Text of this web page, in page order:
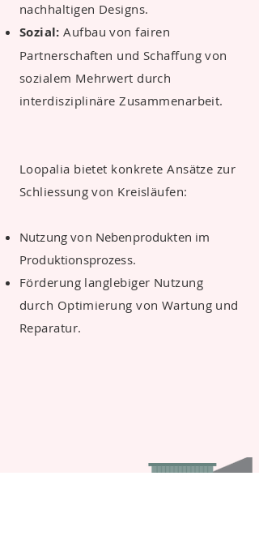
nachhaltigen Designs.
Sozial: Aufbau von fairen
Partnerschaften und Schaffung von
sozialem Mehrwert durch
interdisziplinäre Zusammenarbeit.
Loopalia bietet konkrete Ansätze zur
Schliessung von Kreisläufen:
Nutzung von Nebenprodukten im
Produktionsprozess.
Förderung langlebiger Nutzung
durch Optimierung von Wartung und
Reparatur.